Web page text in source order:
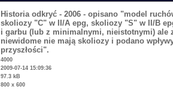
Historia odkryć - 2006 - opisano "model
skoliozy "C" w II/A epg, skoliozy "S" w II/B
i garbu (lub z minimalnymi, nieistotnymi) ale
niewidome nie mają skoliozy i podano
przyszłości".
4000
2009-07-14 15:09:36
97.3 kB
800 x 600